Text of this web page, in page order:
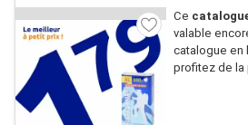
Ce
valable
catalogue en
profitez de la